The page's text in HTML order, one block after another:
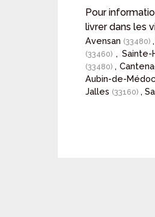
Pour
livrer dans les
Avensan (33480)
(33460), Sainte-
(33480),
Aubin-de-Médoc
Jalles (33160) ,